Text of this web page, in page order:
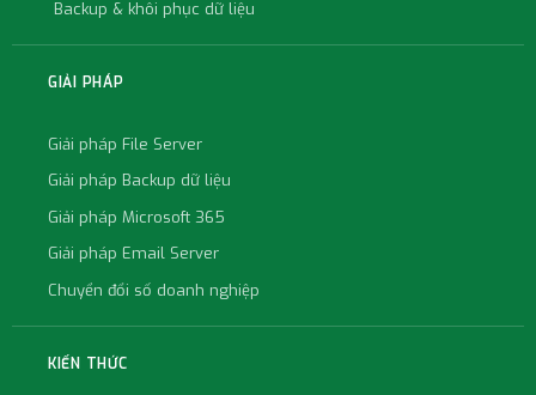
Backup & khôi phục dữ liệu
GIẢI PHÁP
Giải pháp File Server
Giải pháp Backup dữ liệu
Giải pháp Microsoft 365
Giải pháp Email Server
Chuyển đổi số doanh nghiệp
KIẾN THỨC